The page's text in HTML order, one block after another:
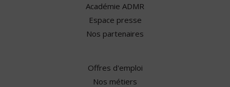
Académie ADMR
Espace presse
Nos partenaires
Offres d'emploi
Nos métiers